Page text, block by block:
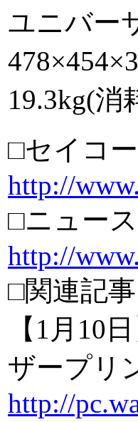
ユニバー
19.3kg(消
□セイコ
http://
□ニュー
http://
□関連記事
【1月10
ザープリ
http://